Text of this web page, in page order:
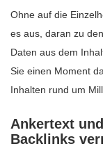
Ohne auf die
es aus, daran zu
Daten aus dem
Sie einen Moment
Inhalten rund um
Ankertext
Backlinks